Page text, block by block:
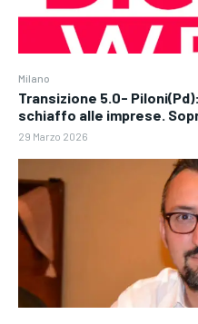
Milano
Transizione 5.0-
schiaffo alle imprese.
29 Marzo 2026